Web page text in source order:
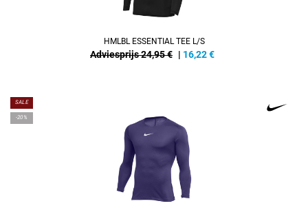
HMLBL ESSENTIAL TEE L/S
Adviesprijs 24,95 € | 16,22€
SALE
-20%